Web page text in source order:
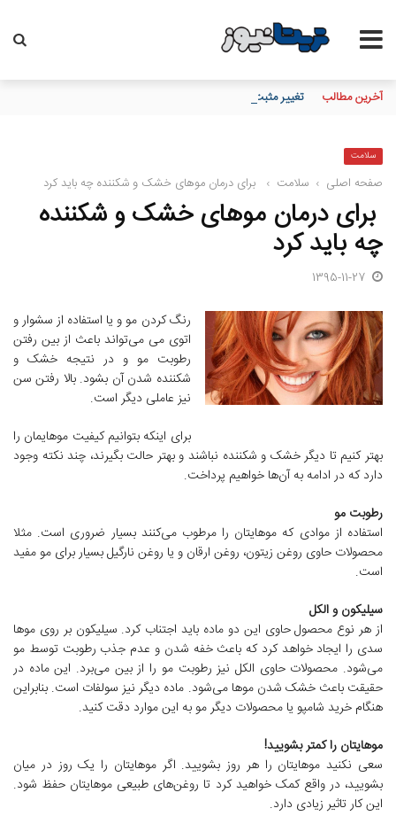
آخرین مطالب تغییر مثبت در عملکرد مالی بانک صادرات ایران/ درآمد عملیاتی 80 درصد رشد کرد
سلامت
صفحه اصلی › سلامت › برای درمان موهای خشک و شکننده چه باید کرد
برای درمان موهای خشک و شکننده
چه باید کرد
1395-11-27
رنگ کردن مو و یا استفاده از سشوار و
اتوی می می‌تواند باعث از بین رفتن
رطوبت مو و در نتیجه خشک و
شکننده شدن آن بشود. بالا رفتن سن
نیز عاملی دیگر است.
برای اینکه بتوانیم کیفیت موهایمان را
بهتر کنیم تا دیگر خشک و شکننده نباشند و بهتر حالت بگیرند، چند نکته وجود
دارد که در ادامه به آن‌ها خواهیم پرداخت.
رطوبت مو
استفاده از موادی که موهایتان را مرطوب می‌کنند بسیار ضروری است. مثلا
محصولات حاوی روغن زیتون، روغن ارقان و یا روغن نارگیل بسیار برای مو مفید
است.
سیلیکون و الکل
از هر نوع محصول حاوی این دو ماده باید اجتناب کرد. سیلیکون بر روی موها
سدی را ایجاد خواهد کرد که باعث خفه شدن و عدم جذب رطوبت توسط مو
می‌شود. محصولات حاوی الکل نیز رطوبت مو را از بین می‌برد. این ماده در
حقیقت باعث خشک شدن موها می‌شود. ماده دیگر نیز سولفات است. بنابراین
هنگام خرید شامپو یا محصولات دیگر مو به این موارد دقت کنید.
موهایتان را کمتر بشویید!
سعی نکنید موهایتان را هر روز بشویید. اگر موهایتان را یک روز در میان
بشویید، در واقع کمک خواهید کرد تا روغن‌های طبیعی موهایتان حفظ شود.
این کار تاثیر زیادی دارد.